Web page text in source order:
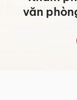
văn